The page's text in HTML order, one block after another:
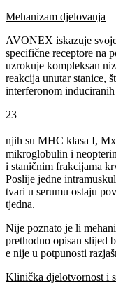
Mehanizam djelovanja
AVONEX iskazuje
specifične receptore na
uzrokuje kompleksan
reakcija unutar stanice,
interferonom
23
njih su MHC klasa I, Mx
mikroglobulin i
i staničnim frakcijama
Poslije jedne
tvari u serumu ostaju
tjedna.
Nije poznato je li
prethodno opisan slijed
e nije u potpunosti
Klinička djelotvornost i